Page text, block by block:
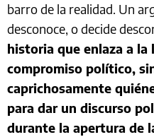
barro de la realidad. Un
desconoce, o decide
historia que enlaza a
compromiso político,
caprichosamente
para dar un discurso
durante la apertura de